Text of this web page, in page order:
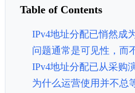
Table of Contents
IPv4地址分配已悄然成
问题通常是可见性，而
IPv4地址分配已从采购
为什么运营使用并不总